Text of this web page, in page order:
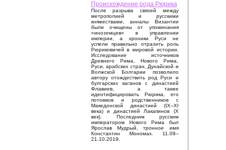
Происхождение рода Рюрика
После разрыва связей между
метрополией и русскими
княжествами, анналы Византии
были очищены от упоминания
«иноземцев» в управлении
империи, а хроники Руси не
успели правильно отразить роль
Рюриковичей в мировой истории.
Исследование источников
Древнего Рима, Нового Рима,
Руси, арабских стран, Дунайской и
Волжской Болгарии позволило
автору отождествить род Руси и
булгарских каганов с династией
Флавиев, а также
идентифицировать Рюрика, его
потомков и родственников с
Македонской династией (IX–XI
века) и династией Лакапинов (X
век). Последним русским
императором Нового Рима был
Ярослав Мудрый, тронное имя
Константин Мономах. 11.09–
21.10.2019.